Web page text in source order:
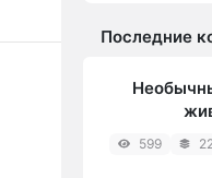
приняла
Последние
599